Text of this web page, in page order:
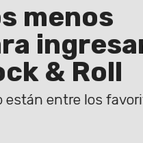
menos
& Roll
están entre los